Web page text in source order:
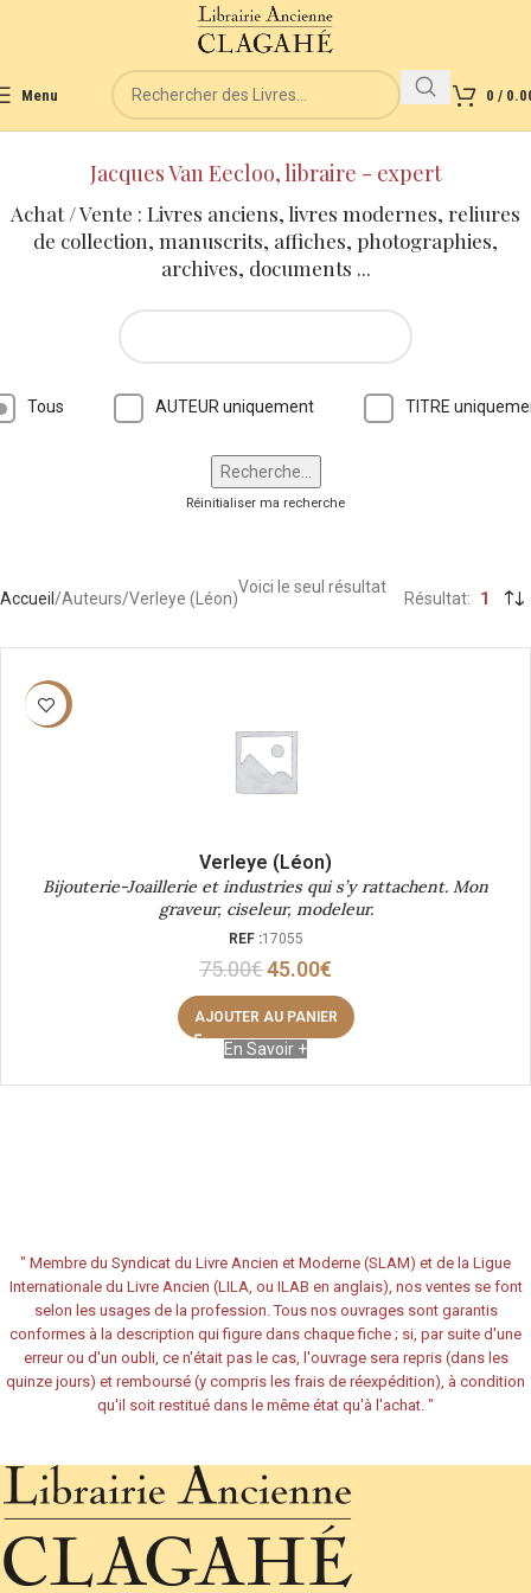
Menu 0 /
Jacques Van Eecloo, libraire - expert
Achat / Vente : Livres anciens, livres modernes, reliures
de collection, manuscrits, affiches, photographies,
archives, documents ...
Tous AUTEUR uniquement TITRE
Réinitialiser ma recherche
Accueil Auteurs Verleye (Léon)
Voici le seul résultat
Résultat 1
-40%
Verleye (Léon)
Bijouterie-Joaillerie et industries qui s’y rattachent. Mon
graveur, ciseleur, modeleur.
REF :17055
75.00€45.00€
AJOUTER AU PANIER
En Savoir +
" Membre du Syndicat du Livre Ancien et Moderne (SLAM) et de la Ligue
Internationale du Livre Ancien (LILA, ou ILAB en anglais), nos ventes se font
selon les usages de la profession. Tous nos ouvrages sont garantis
conformes à la description qui figure dans chaque fiche ; si, par suite d'une
erreur ou d'un oubli, ce n'était pas le cas, l'ouvrage sera repris (dans les
quinze jours) et remboursé (y compris les frais de réexpédition), à condition
qu'il soit restitué dans le même état qu'à l'achat. "